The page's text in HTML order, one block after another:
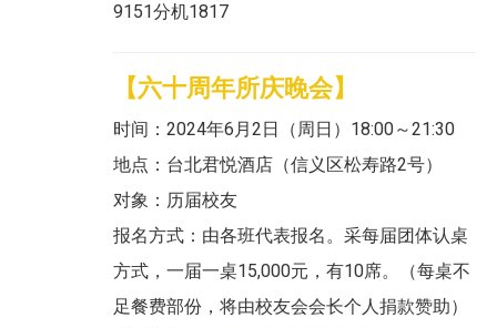
9151分机1817
【六十周年所庆晚会】
时间：2024年6月2日（周日）18:00～21:30
地点：台北君悦酒店（信义区松寿路2号）
对象：历届校友
报名方式：由各班代表报名。采每届团体认桌
方式，一届一桌15,000元，有10席。（每桌不
足餐费部份，将由校友会会长个人捐款赞助）